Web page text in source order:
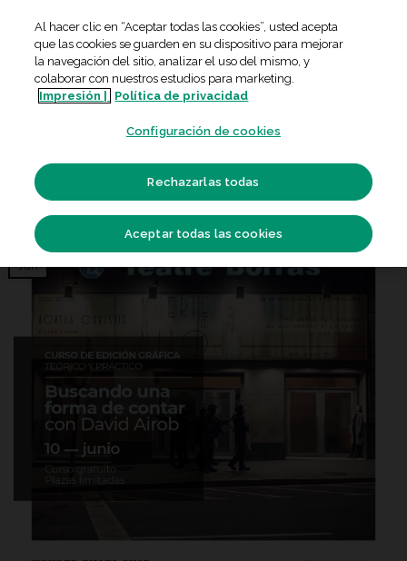
content
CONFERENCIAS EVENTOS Y ACTIVIDADES
CON DAVID AIROB
Jun
Al hacer clic en “Aceptar todas las cookies”, usted acepta
que las cookies se guarden en su dispositivo para mejorar
la navegación del sitio, analizar el uso del mismo, y
colaborar con nuestros estudios para marketing.
Impresión |
Política de privacidad
Configuración de cookies
Rechazarlas todas
Aceptar todas las cookies